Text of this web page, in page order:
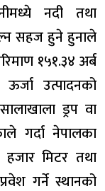
नदी तथा
सहज हुने हुनाले
१५१.३४ अर्ब
उत्पादनको
ड्रप वा
गर्दा नेपालका
मिटर तथा
गर्ने स्थानको